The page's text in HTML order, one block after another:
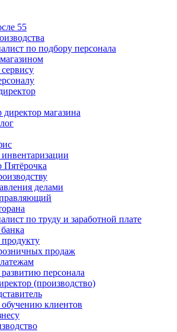
55
по подбору персонала
директор магазина
Пятёрочка
делами
по труду и заработной плате
продаж
персонала
(производство)
клиентов